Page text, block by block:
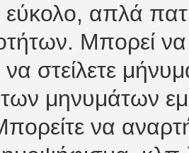
εύκολο, απλά
Μπορεί να
στείλετε
μηνυμάτων
να